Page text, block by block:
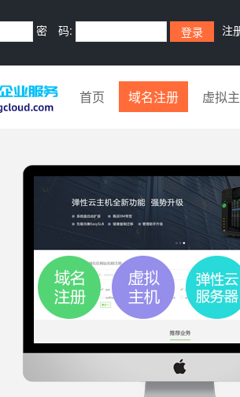
密 码: 注
首页 域名注册 虚拟